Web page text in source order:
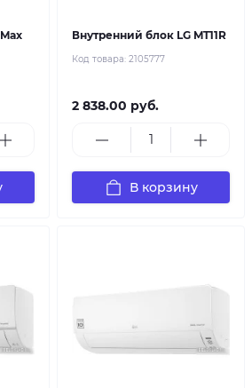
Внутренний блок LG MT11R
Код товара: 2105777
2 838.00 руб.
В корзину